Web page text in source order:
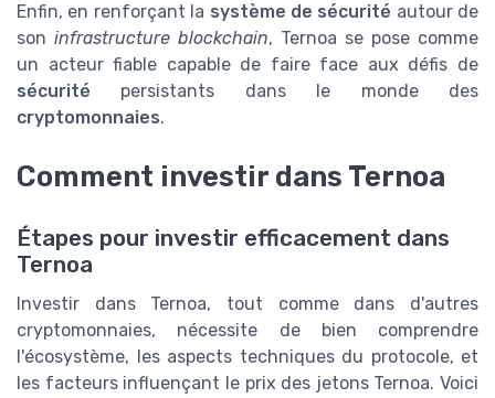
Enfin, en renforçant la système de sécurité autour de
son infrastructure blockchain, Ternoa se pose comme
un acteur fiable capable de faire face aux défis de
sécurité persistants dans le monde des
cryptomonnaies.
Comment investir dans Ternoa
Étapes pour investir efficacement dans
Ternoa
Investir dans Ternoa, tout comme dans d'autres
cryptomonnaies, nécessite de bien comprendre
l'écosystème, les aspects techniques du protocole, et
les facteurs influençant le prix des jetons Ternoa. Voici